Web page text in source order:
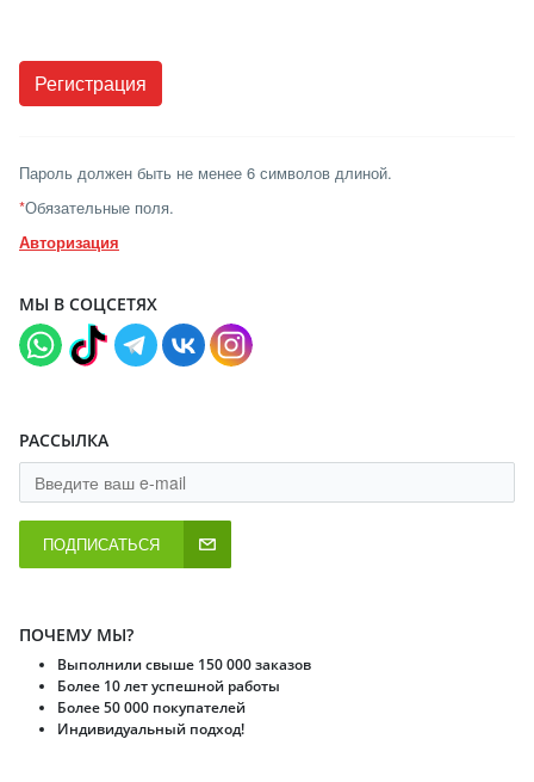
Пароль должен быть не менее 6 символов длиной.
*Обязательные поля.
Авторизация
МЫ В СОЦСЕТЯХ
РАССЫЛКА
ПОДПИСАТЬСЯ
ПОЧЕМУ МЫ?
Выполнили свыше 150 000 заказов
Более 10 лет успешной работы
Более 50 000 покупателей
Индивидуальный подход!